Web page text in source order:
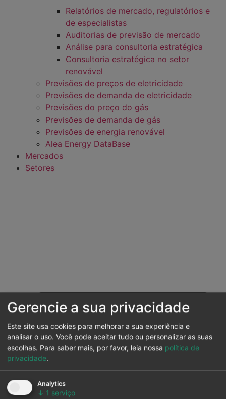
Relatórios de mercado, regulatórios e
de especialistas
Auditorias de previsão de mercado
Análise para consultoria estratégica
Consultoria estratégica no setor
renovável
Previsões de preços de eletricidade
Previsões de demanda de eletricidade
Previsões do preço do gás
Previsões de demanda de gás
Previsões de energia renovável
Alea Energy DataBase
Mercados
Setores
Gerencie a sua privacidade
Este site usa cookies para melhorar a sua experiência e
analisar o uso. Você pode aceitar tudo ou personalizar as suas
escolhas. Para saber mais, por favor, leia nossa política de
privacidade.
Analytics
↓ 1 serviço